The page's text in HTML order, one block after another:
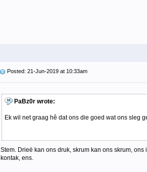
Posted: 21-Jun-2019 at 10:33am
PaBz0r wrote:
Ek wil net graag hê dat ons die goed wat ons sleg
Stem. Drieë kan ons druk, skrum kan ons skrum,
kontak, ens.